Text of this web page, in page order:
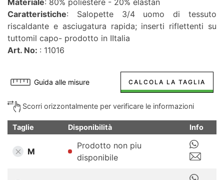
Caratteristiche: Salopette 3/4 uomo di tessuto
riscaldante e asciugatura rapida; inserti riflettenti su
tuttomil capo- prodotto in IItalia
Art. No: : 11016
Guida alle misure CALCOLA LA TAGLIA
Scorri orizzontalmente per verificare le informazioni
Taglie Disponibilità Info
M
Prodotto non piu
disponibile